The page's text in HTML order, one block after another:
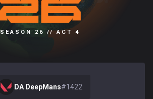
SEASON 26 // ACT 4
DA DeepMans#1422